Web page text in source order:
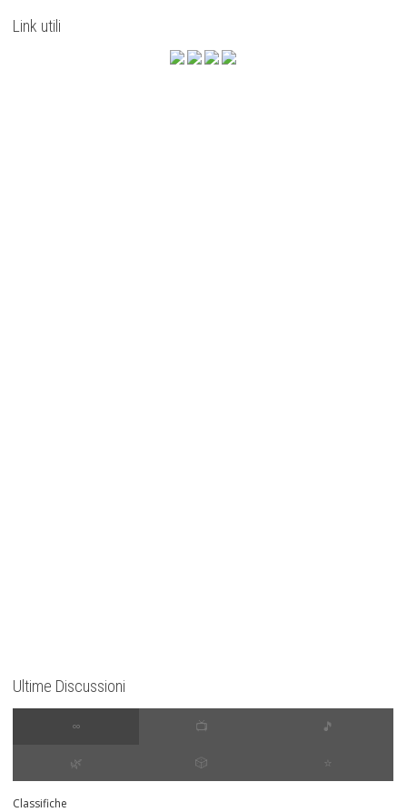
Link utili
Ultime Discussioni
∞ 📺 🎵
🌿 🎲 ⭐️
Classifiche